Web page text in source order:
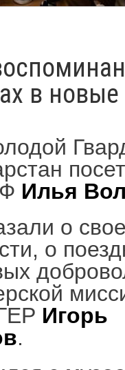
в
Илья
о
о
Игорь
.